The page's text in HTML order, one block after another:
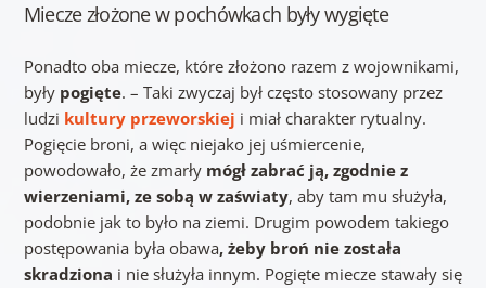
Miecze złożone w pochówkach były wygięte
Ponadto oba miecze, które złożono razem z wojownikami,
były pogięte. – Taki zwyczaj był często stosowany przez
ludzi kultury przeworskiej i miał charakter rytualny.
Pogięcie broni, a więc niejako jej uśmiercenie,
powodowało, że zmarły mógł zabrać ją, zgodnie z
wierzeniami, ze sobą w zaświaty, aby tam mu służyła,
podobnie jak to było na ziemi. Drugim powodem takiego
postępowania była obawa, żeby broń nie została
skradziona i nie służyła innym. Pogięte miecze stawały się